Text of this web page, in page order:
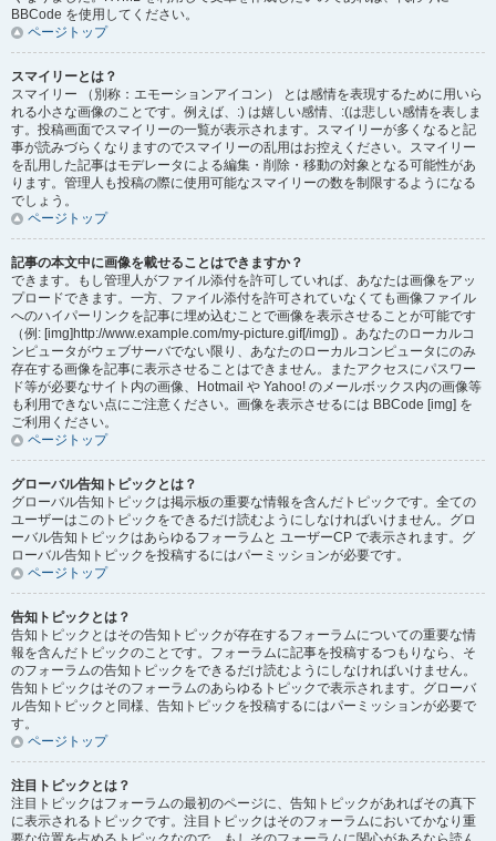
BBCode を使用してください。
ページトップ
スマイリーとは？
スマイリー （別称：エモーションアイコン） とは感情を表現するために用いら
れる小さな画像のことです。例えば、:) は嬉しい感情、:(は悲しい感情を表しま
す。投稿画面でスマイリーの一覧が表示されます。スマイリーが多くなると記
事が読みづらくなりますのでスマイリーの乱用はお控えください。スマイリー
を乱用した記事はモデレータによる編集・削除・移動の対象となる可能性があ
ります。管理人も投稿の際に使用可能なスマイリーの数を制限するようになる
でしょう。
ページトップ
記事の本文中に画像を載せることはできますか？
できます。もし管理人がファイル添付を許可していれば、あなたは画像をアッ
プロードできます。一方、ファイル添付を許可されていなくても画像ファイル
へのハイパーリンクを記事に埋め込むことで画像を表示させることが可能です
（例: [img]http://www.example.com/my-picture.gif[/img]) 。あなたのローカルコ
ンピュータがウェブサーバでない限り、あなたのローカルコンピュータにのみ
存在する画像を記事に表示させることはできません。またアクセスにパスワー
ド等が必要なサイト内の画像、Hotmail や Yahoo! のメールボックス内の画像等
も利用できない点にご注意ください。画像を表示させるには BBCode [img] を
ご利用ください。
ページトップ
グローバル告知トピックとは？
グローバル告知トピックは掲示板の重要な情報を含んだトピックです。全ての
ユーザーはこのトピックをできるだけ読むようにしなければいけません。グロ
ーバル告知トピックはあらゆるフォーラムと ユーザーCP で表示されます。グ
ローバル告知トピックを投稿するにはパーミッションが必要です。
ページトップ
告知トピックとは？
告知トピックとはその告知トピックが存在するフォーラムについての重要な情
報を含んだトピックのことです。フォーラムに記事を投稿するつもりなら、そ
のフォーラムの告知トピックをできるだけ読むようにしなければいけません。
告知トピックはそのフォーラムのあらゆるトピックで表示されます。グローバ
ル告知トピックと同様、告知トピックを投稿するにはパーミッションが必要で
す。
ページトップ
注目トピックとは？
注目トピックはフォーラムの最初のページに、告知トピックがあればその真下
に表示されるトピックです。注目トピックはそのフォーラムにおいてかなり重